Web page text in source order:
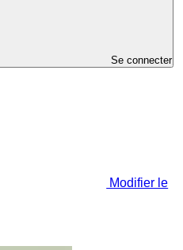
Se connecter
Modifier le